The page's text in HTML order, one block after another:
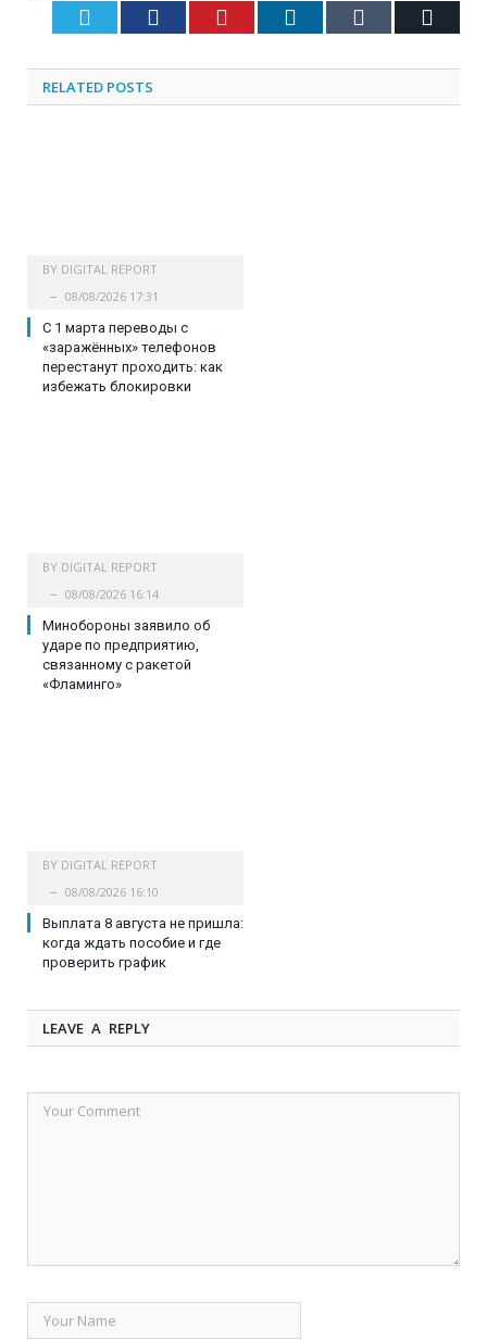
Twitter Facebook Pinterest LinkedIn Tumblr
RELATED POSTS
BY DIGITAL REPORT
08/08/2026 17:31
С 1 марта переводы с
«заражённых» телефонов
перестанут проходить: как
избежать блокировки
BY DIGITAL REPORT
08/08/2026 16:14
Минобороны заявило об
ударе по предприятию,
связанному с ракетой
«Фламинго»
BY DIGITAL REPORT
08/08/2026 16:10
Выплата 8 августа не пришла:
когда ждать пособие и где
проверить график
LEAVE A REPLY